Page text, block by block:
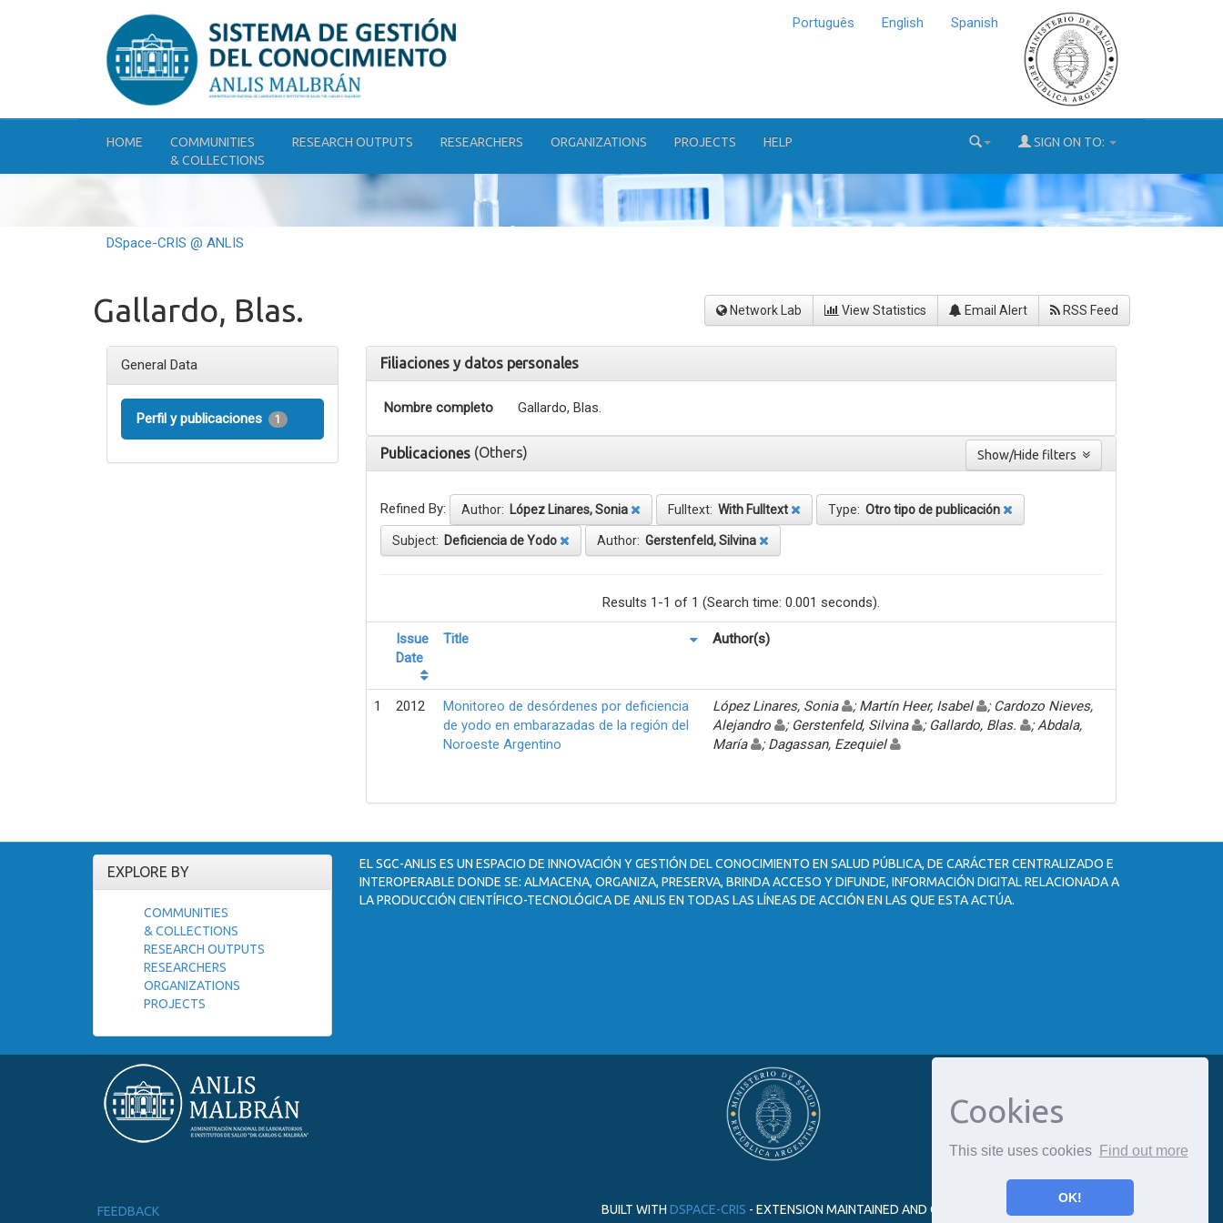
Cookies
This site uses cookies Find out more
OK!
Português English Spanish
HOME
COMMUNITIES
& COLLECTIONS
RESEARCH OUTPUTS RESEARCHERS ORGANIZATIONS PROJECTS HELP SIGN ON TO:
DSpace-CRIS @ ANLIS
Gallardo, Blas. Network Lab View Statistics Email Alert RSS Feed
General Data
Perfil y publicaciones 1
Filiaciones y datos personales
Nombre completo Gallardo, Blas.
Publicaciones (Others)
Refined By: Author: López Linares, Sonia Fulltext: With Fulltext Type: Otro tipo de publicación
Subject: Deficiencia de Yodo Author: Gerstenfeld, Silvina
Results 1-1 of 1 (Search time: 0.001 seconds).
Issue
Date
Title Author(s)
1 2012
Monitoreo de desórdenes por deficiencia
de yodo en embarazadas de la región del
Noroeste Argentino
López Linares, Sonia ; Martín Heer, Isabel
; Cardozo Nieves,
Alejandro
; Gerstenfeld, Silvina ; Gallardo, Blas.
; Abdala,
María
; Dagassan, Ezequiel
EXPLORE BY
COMMUNITIES
& COLLECTIONS
RESEARCH OUTPUTS
RESEARCHERS
ORGANIZATIONS
PROJECTS
EL SGC-ANLIS ES UN ESPACIO DE INNOVACIÓN Y GESTIÓN DEL CONOCIMIENTO EN SALUD PÚBLICA, DE CARÁCTER CENTRALIZADO E
INTEROPERABLE DONDE SE: ALMACENA, ORGANIZA, PRESERVA, BRINDA ACCESO Y DIFUNDE, INFORMACIÓN DIGITAL RELACIONADA A
LA PRODUCCIÓN CIENTÍFICO-TECNOLÓGICA DE ANLIS EN TODAS LAS LÍNEAS DE ACCIÓN EN LAS QUE ESTA ACTÚA.
FEEDBACK BUILT WITH DSPACE-CRIS - EXTENSION MAINTAINED AND OPTIMIZED BY